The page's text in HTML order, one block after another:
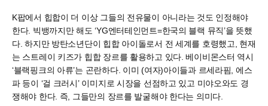
K팝에서 힙합이 더 이상 그들의 전유물이 아니라는 것도 인정해야
한다. 빅뱅까지만 해도 ‘YG엔터테인먼트=한국의 블랙 뮤직’을 뜻했
다. 하지만 방탄소년단이 힙합 아이돌로서 전 세계를 호령했고, 현재
는 스트레이 키즈가 힙합 장르를 활용하고 있다. 베이비몬스터 역시
‘블랙핑크의 아류’는 곤란하다. 이미 (여자)아이들과 르세라핌, 에스
파 등이 ‘걸 크러시’ 이미지로 시장을 선점하고 있고 미야오와도 경
쟁해야 한다. 즉, 그들만의 장르를 발굴해야 한다는 의미다.